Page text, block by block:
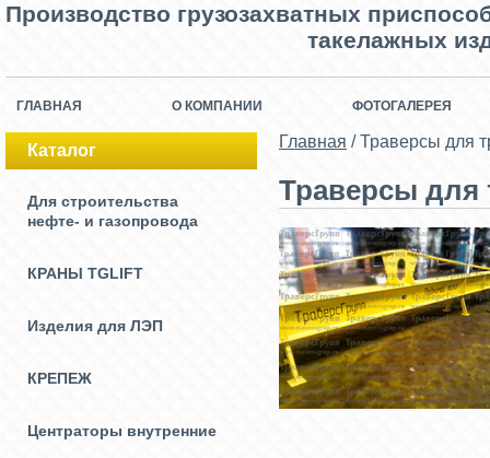
Производство грузозахватных
такелажных
ГЛАВНАЯ О КОМПАНИИ ФОТОГАЛЕРЕЯ
Каталог
Для строительства
нефте- и газопровода
КРАНЫ TGLIFT
Изделия для ЛЭП
КРЕПЕЖ
Центраторы внутренние
Главная /Траверсы для
Траверсы для